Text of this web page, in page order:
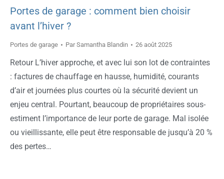
Portes de garage : comment bien choisir
avant l’hiver ?
Portes de garage ParSamantha Blandin 26 août 2025
Retour L’hiver approche, et avec lui son lot de contraintes
: factures de chauffage en hausse, humidité, courants
d’air et journées plus courtes où la sécurité devient un
enjeu central. Pourtant, beaucoup de propriétaires sous-
estiment l’importance de leur porte de garage. Mal isolée
ou vieillissante, elle peut être responsable de jusqu’à 20 %
des pertes…